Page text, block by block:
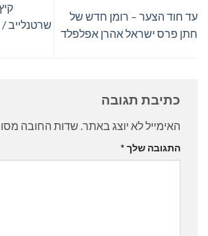
עד חוד הצער – רומן חדש של
חתן פרס ישראל אהרן אפלפלד
שרטנלייב
כתיבת תגובה
האימייל לא יוצג באתר. שדות החובה
התגובה שלך *